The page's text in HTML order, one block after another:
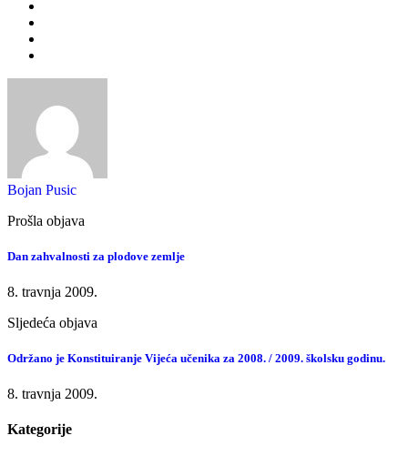
Bojan Pusic
Prošla objava
Dan zahvalnosti za plodove zemlje
8. travnja 2009.
Sljedeća objava
Održano je Konstituiranje Vijeća učenika za 2008. / 2009. školsku godinu.
8. travnja 2009.
Kategorije